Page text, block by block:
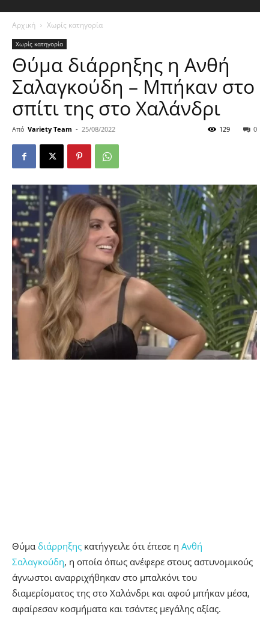
Αρχική Χωρίς κατηγορία
Χωρίς κατηγορία
Θύμα διάρρηξης η Ανθή
Σαλαγκούδη – Μπήκαν στο
σπίτι της στο Χαλάνδρι
Από Variety Team - 25/08/2022 0
129
Θύμα διάρρηξης κατήγγειλε ότι έπεσε η Ανθή
Σαλαγκούδη, η οποία όπως ανέφερε στους αστυνομικούς
άγνωστοι αναρριχήθηκαν στο μπαλκόνι του
διαμερίσματος της στο Χαλάνδρι και αφού μπήκαν μέσα,
αφαίρεσαν κοσμήματα και τσάντες μεγάλης αξίας.